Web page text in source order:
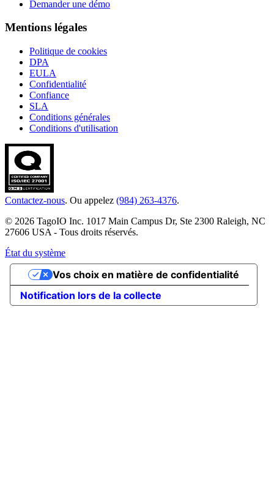
Demander une démo
Mentions légales
Politique de cookies
DPA
EULA
Confidentialité
Confiance
SLA
Conditions générales
Conditions d'utilisation
Contactez-nous. Ou appelez (984) 263-4376.
© 2026 TagoIO Inc. 1017 Main Campus Dr, Ste 2300 Raleigh, NC
27606 USA - Tous droits réservés.
État du système
Notification lors de la collecte
Vos choix en matière de confidentialité